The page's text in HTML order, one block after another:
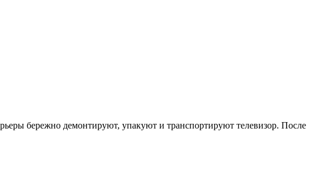
бережно демонтируют, упакуют и транспортируют телевизор. После